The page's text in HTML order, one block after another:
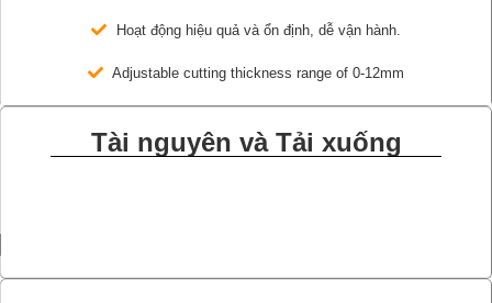
Hoạt động hiệu quả và ổn định, dễ vận hành.
Adjustable cutting thickness range of 0-12mm
Tài nguyên và Tải xuống